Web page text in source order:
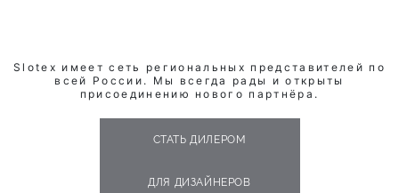
Slotex имеет сеть региональных представителей по
всей России. Мы всегда рады и открыты
присоединению нового партнёра.
СТАТЬ ДИЛЕРОМ
ДЛЯ ДИЗАЙНЕРОВ